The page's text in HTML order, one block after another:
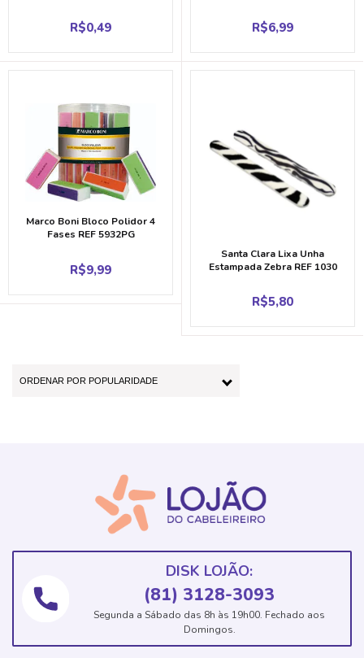
R$0,49 R$6,99
Marco Boni Bloco Polidor 4
Fases REF 5932PG
R$9,99
Santa Clara Lixa Unha
Estampada Zebra REF 1030
R$5,80
DISK LOJÃO:
(81) 3128-3093
Segunda a Sábado das 8h às 19h00. Fechado aos
Domingos.